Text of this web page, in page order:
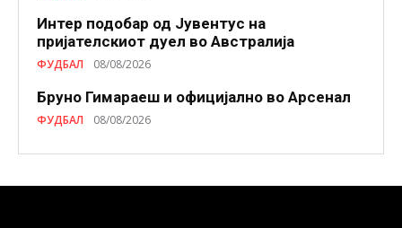
Интер подобар од Јувентус на
пријателскиот дуел во Австралија
ФУДБАЛ 08/08/2026
Бруно Гимараеш и официјално во Арсенал
ФУДБАЛ 08/08/2026